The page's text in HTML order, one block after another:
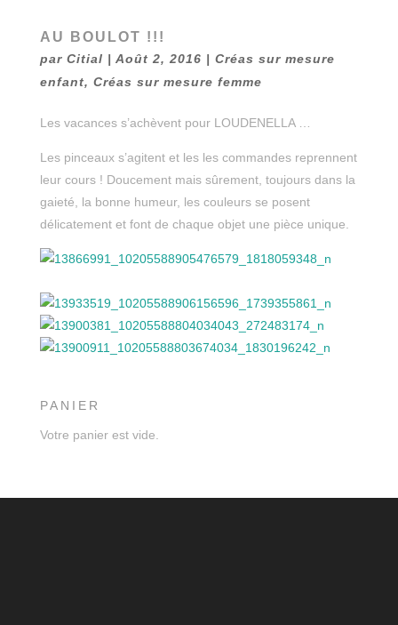
AU BOULOT !!!
par Citial | Août 2, 2016 | Créas sur mesure
enfant, Créas sur mesure femme
Les vacances s’achèvent pour LOUDENELLA …
Les pinceaux s’agitent et les les commandes reprennent
leur cours ! Doucement mais sûrement, toujours dans la
gaieté, la bonne humeur, les couleurs se posent
délicatement et font de chaque objet une pièce unique.
PANIER
Votre panier est vide.